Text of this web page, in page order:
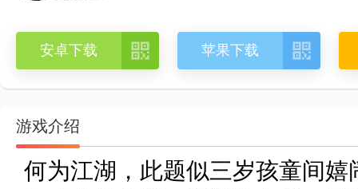
安卓下载  苹果下载 
游戏介绍
何为江湖，此题似三岁孩童间